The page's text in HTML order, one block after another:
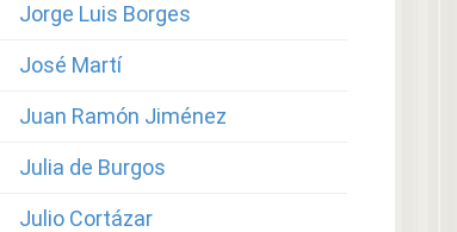
Jorge Luis Borges
José Martí
Juan Ramón Jiménez
Julia de Burgos
Julio Cortázar